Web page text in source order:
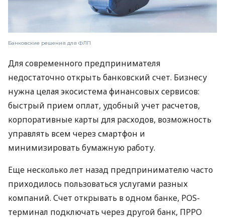
Банковские решения для ФЛП
Для современного предпринимателя
недостаточно открыть банковский счет. Бизнесу
нужна целая экосистема финансовых сервисов:
быстрый прием оплат, удобный учет расчетов,
корпоративные карты для расходов, возможность
управлять всем через смартфон и
минимизировать бумажную работу.
Еще несколько лет назад предпринимателю часто
приходилось пользоваться услугами разных
компаний. Счет открывать в одном банке, POS-
терминал подключать через другой банк, ПРРО